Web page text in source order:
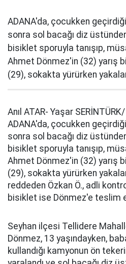
ADANA'da, çocukken
sonra sol bacağı diz
bisiklet sporuyla tanışıp,
Ahmet Dönmez'in (32) yarış
(29), sokakta yürürken
Anıl ATAR- Yaşar
ADANA'da, çocukken
sonra sol bacağı diz
bisiklet sporuyla tanışıp,
Ahmet Dönmez'in (32) yarış
(29), sokakta yürürken
reddeden Özkan Ö., adli
bisiklet ise Dönmez'e teslim
Seyhan ilçesi Tellidere
Dönmez, 13 yaşındayken,
kullandığı kamyonun ön